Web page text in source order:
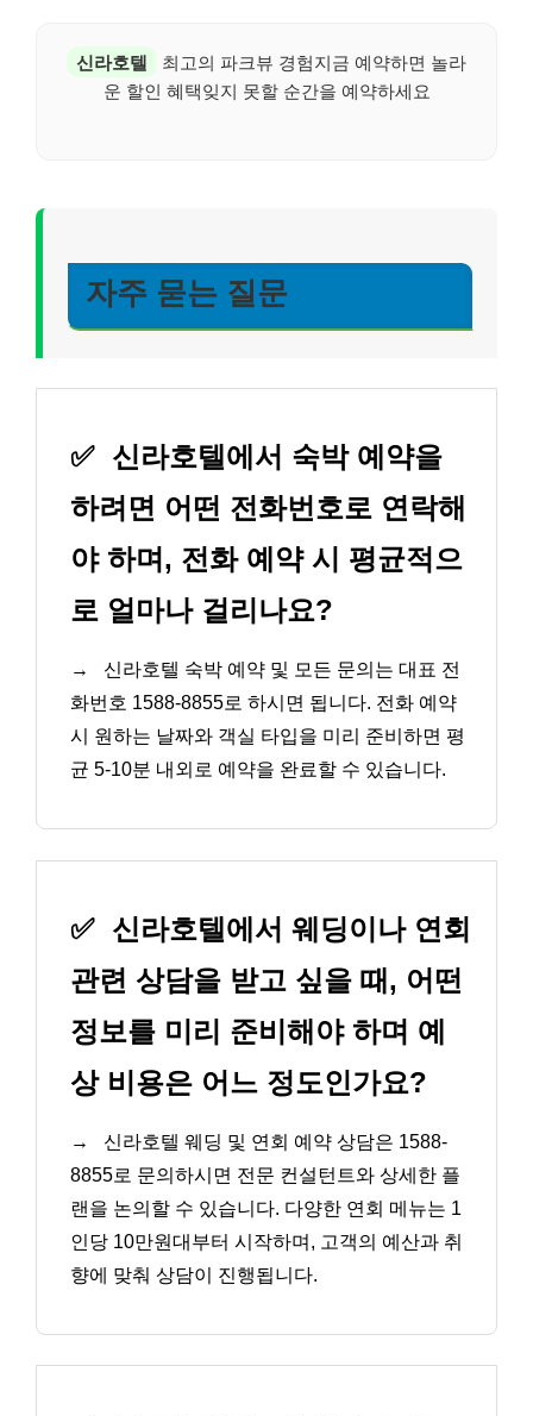
신라호텔
최고의 파크뷰 경험지금 예약하면 놀라
운 할인 혜택잊지 못할 순간을 예약하세요
자주 묻는 질문
✅ 신라호텔에서 숙박 예약을
하려면 어떤 전화번호로 연락해
야 하며, 전화 예약 시 평균적으
로 얼마나 걸리나요?
→
신라호텔 숙박 예약 및 모든 문의는 대표 전
화번호 1588-8855로 하시면 됩니다. 전화 예약
시 원하는 날짜와 객실 타입을 미리 준비하면 평
균 5-10분 내외로 예약을 완료할 수 있습니다.
✅ 신라호텔에서 웨딩이나 연회
관련 상담을 받고 싶을 때, 어떤
정보를 미리 준비해야 하며 예
상 비용은 어느 정도인가요?
→
신라호텔 웨딩 및 연회 예약 상담은 1588-
8855로 문의하시면 전문 컨설턴트와 상세한 플
랜을 논의할 수 있습니다. 다양한 연회 메뉴는 1
인당 10만원대부터 시작하며, 고객의 예산과 취
향에 맞춰 상담이 진행됩니다.